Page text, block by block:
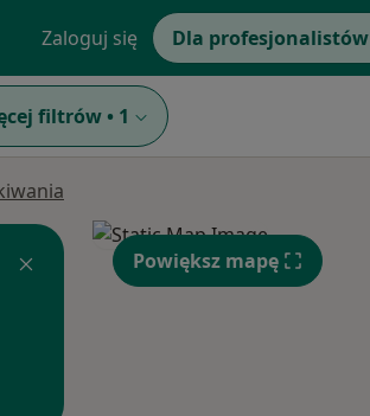
Zaloguj się Dla profesjonalistów
filtrów • 1
Powiększ mapę